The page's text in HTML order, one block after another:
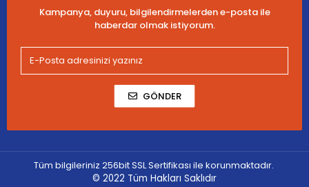
Kampanya, duyuru, bilgilendirmelerden e-posta ile
haberdar olmak istiyorum.
GÖNDER
Tüm bilgileriniz 256bit SSL Sertifikası ile korunmaktadır.
© 2022 Tüm Hakları Saklıdır